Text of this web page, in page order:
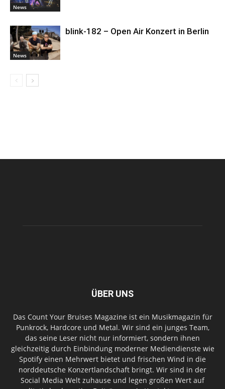
News
News
blink-182 – Open Air Konzert in Berlin
ÜBER UNS
Das Count Your Bruises Magazine ist ein Musikmagazin für
Punkrock, Hardcore und Metal. Wir sind ein junges Team,
das seine Leser nicht nur informiert, sondern ihnen
gleichzeitig durch Einbindung moderner Mediendienste wie
Spotify einen Mehrwert bietet und frischen Wind in die
norddeutsche Konzertlandschaft bringt. Wir sind in der
Social Media Welt zuhause und legen großen Wert auf